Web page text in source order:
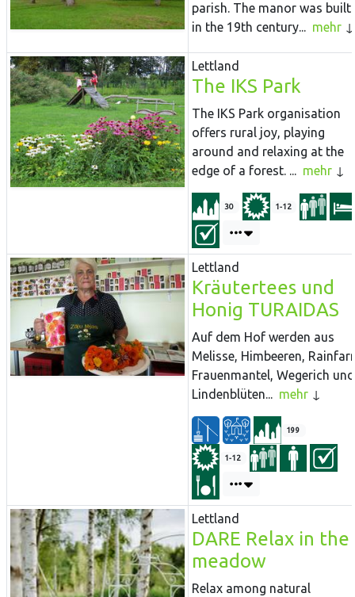
parish. The manor was built
in the 19th century... mehr
Lettland
The IKS Park
The IKS Park organisation
offers rural joy, playing
around and relaxing at the
edge of a forest. ... mehr
30 1-12
Lettland
Kräutertees und
Honig TURAIDAS
Auf dem Hof werden aus
Melisse, Himbeeren,
Frauenmantel, Wegerich und
Lindenblüten... mehr
199
1-12
Lettland
DARE Relax in the
meadow
Relax among natural